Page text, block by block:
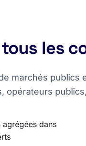
les
marchés publics
opérateurs
agrégées dans